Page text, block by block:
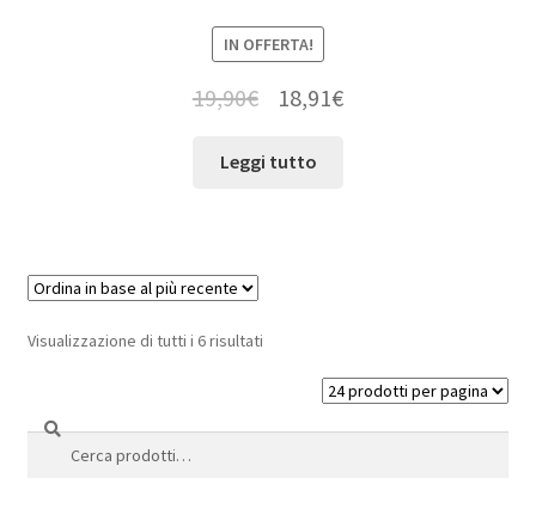
IN OFFERTA!
19,90€ 18,91€
Leggi tutto
Visualizzazione di tutti i 6 risultati
Cerca:
Cerca